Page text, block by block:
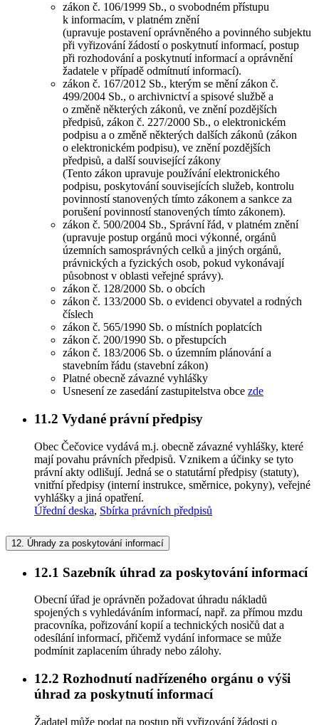
zákon č. 106/1999 Sb., o svobodném přístupu
k informacím, v platném znění
(upravuje postavení oprávněného a povinného subjektu
při vyřizování žádostí o poskytnutí informací, postup
při rozhodování a poskytnutí informací a oprávnění
žadatele v případě odmítnutí informací).
zákon č. 167/2012 Sb., kterým se mění zákon č.
499/2004 Sb., o archivnictví a spisové službě a
o změně některých zákonů, ve znění pozdějších
předpisů, zákon č. 227/2000 Sb., o elektronickém
podpisu a o změně některých dalších zákonů (zákon
o elektronickém podpisu), ve znění pozdějších
předpisů, a další související zákony
(Tento zákon upravuje používání elektronického
podpisu, poskytování souvisejících služeb, kontrolu
povinností stanovených tímto zákonem a sankce za
porušení povinností stanovených tímto zákonem).
zákon č. 500/2004 Sb., Správní řád, v platném znění
(upravuje postup orgánů moci výkonné, orgánů
územních samosprávných celků a jiných orgánů,
právnických a fyzických osob, pokud vykonávají
působnost v oblasti veřejné správy).
zákon č. 128/2000 Sb. o obcích
zákon č. 133/2000 Sb. o evidenci obyvatel a rodných
číslech
zákon č. 565/1990 Sb. o místních poplatcích
zákon č. 200/1990 Sb. o přestupcích
zákon č. 183/2006 Sb. o územním plánování a
stavebním řádu (stavební zákon)
Platné obecně závazné vyhlášky
Usnesení ze zasedání zastupitelstva obce zde
11.2 Vydané právní předpisy
Obec Čečovice vydává m.j. obecně závazné vyhlášky, které
mají povahu právních předpisů. Vznikem a účinky se tyto
právní akty odlišují. Jedná se o statutární předpisy (statuty),
vnitřní předpisy (interní instrukce, směrnice, pokyny), veřejné
vyhlášky a jiná opatření.
Úřední deska, Sbírka právních předpisů
12. Úhrady za poskytování informací
12.1 Sazebník úhrad za poskytování informací
Obecní úřad je oprávněn požadovat úhradu nákladů
spojených s vyhledáváním informací, např. za přímou mzdu
pracovníka, pořizování kopií a technických nosičů dat a
odesílání informací, přičemž vydání informace se může
podmínit zaplacením úhrady nebo zálohy.
12.2 Rozhodnutí nadřízeného orgánu o výši
úhrad za poskytnutí informací
Žadatel může podat na postup při vyřizování žádosti o